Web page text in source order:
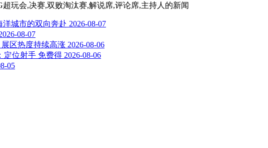
玩会,决赛,双败淘汰赛,解说席,评论席,主持人 的新闻
城市的双向奔赴 2026-08-07
08-07
展区热度持续高涨 2026-08-06
定位射手 免费得 2026-08-06
05